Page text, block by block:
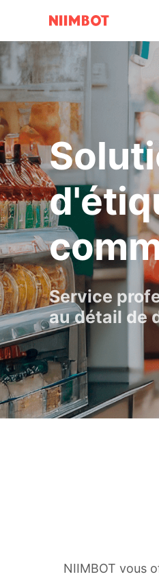
Service
au détail de
NIIMBOT vous